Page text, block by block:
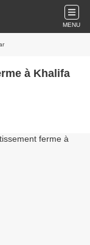
MENU
à Khalifa